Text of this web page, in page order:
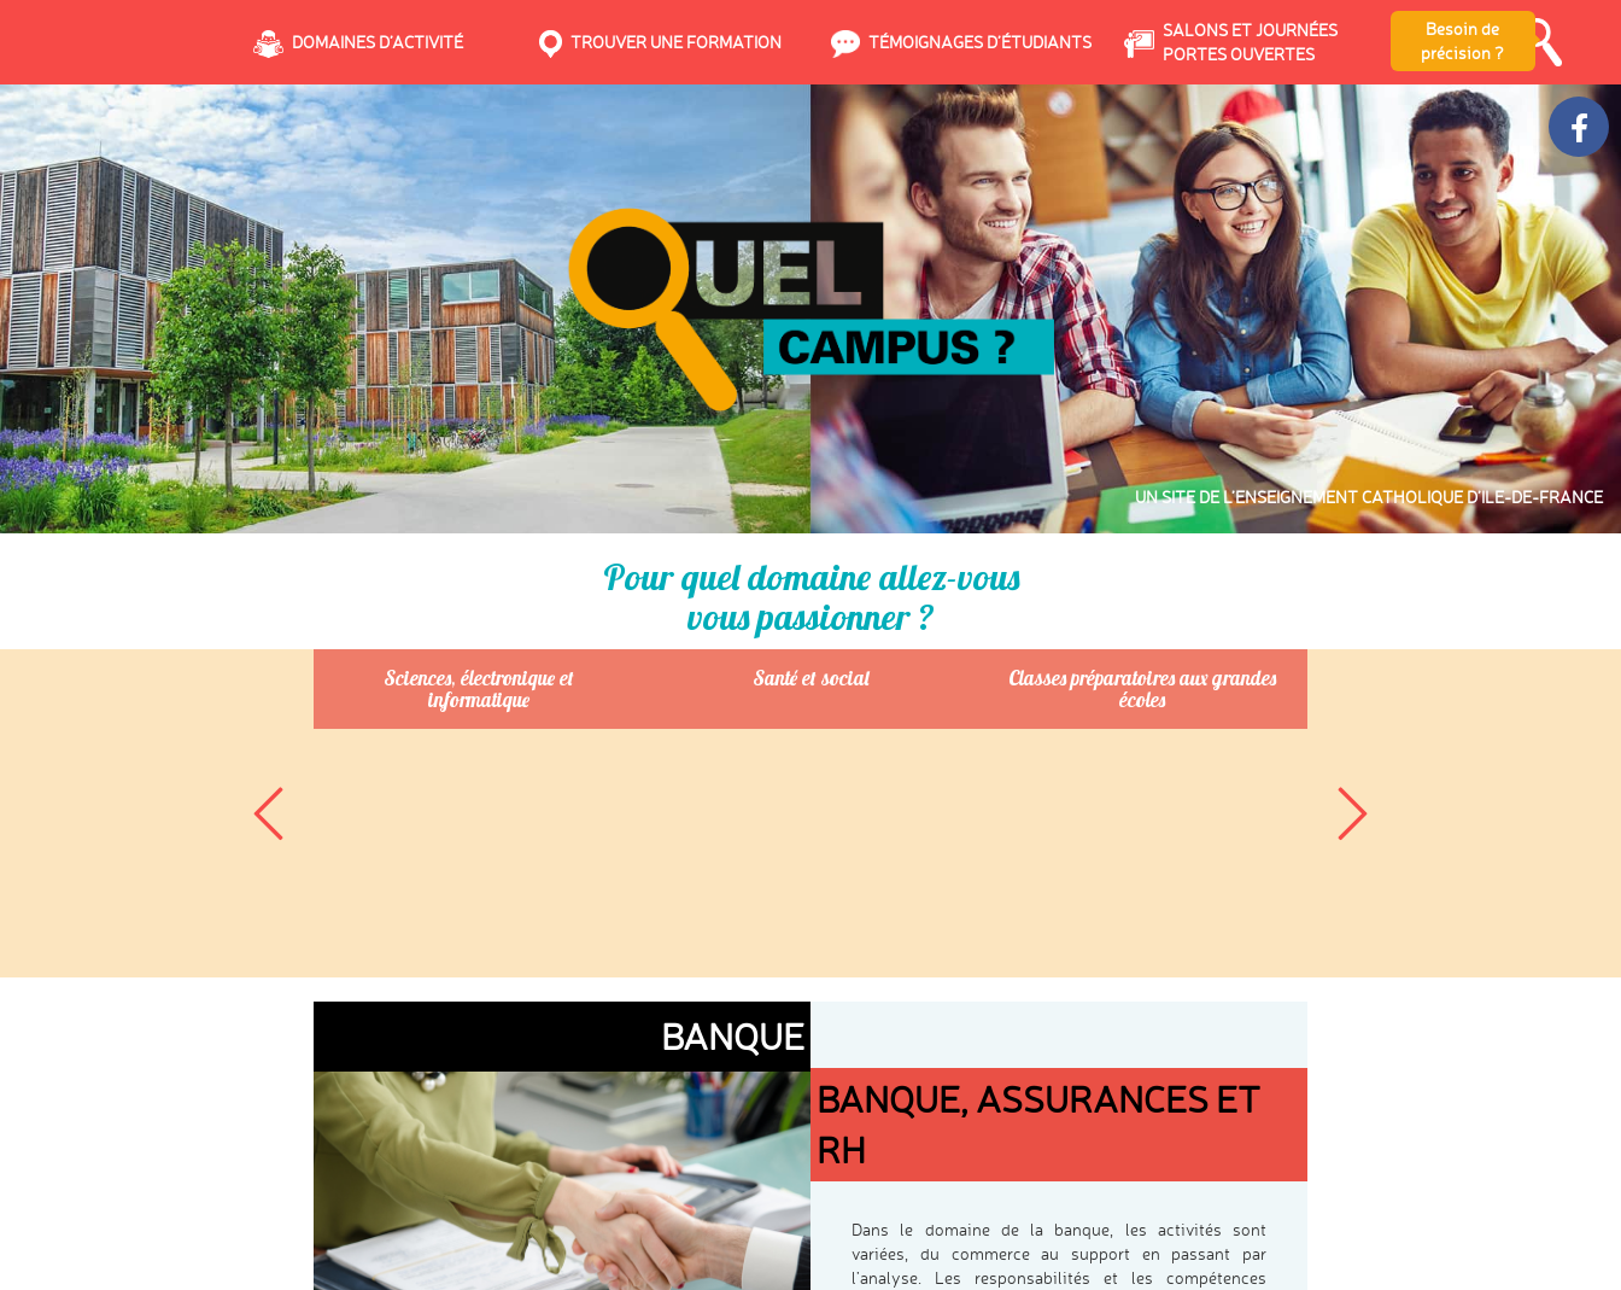
DOMAINES D’ACTIVITÉ TROUVER UNE FORMATION TÉMOIGNAGES D’ÉTUDIANTS
SALONS ET JOURNÉES
PORTES OUVERTES
Besoin de
précision ?
UN SITE DE L’ENSEIGNEMENT CATHOLIQUE D’ILE-DE-FRANCE
Pour quel domaine allez-vous
vous passionner ?
Sciences, électronique et
informatique
Santé et social
Classes préparatoires aux grandes
écoles
BANQUE
BANQUE, ASSURANCES ET
RH
Dans le domaine de la banque, les activités sont
variées, du commerce au support en passant par
l’analyse. Les responsabilités et les compétences